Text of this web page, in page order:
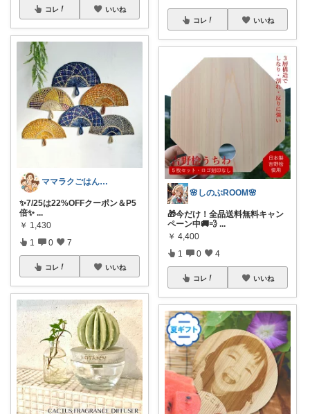
コレ いいね
ママラクごはんと暮らし
✨7/25は22%OFFクーポン＆P5
倍✨ ...
￥ 1,430
1 0 7
コレ いいね
コレ いいね
🌸しのぶROOM🌸
🎁今だけ！全品送料無料キャン
ペーン中🚚💨 ...
￥ 4,400
1 0 4
コレ いいね